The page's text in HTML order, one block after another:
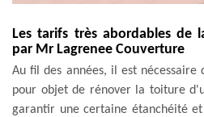
Les tarifs très abordables
par Mr Lagrenee Couverture
Au fil des années, il est
pour objet de rénover la toiture
garantir une certaine étanchéité